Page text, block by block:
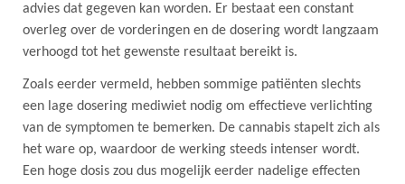
advies dat gegeven kan worden. Er bestaat een constant
overleg over de vorderingen en de dosering wordt langzaam
verhoogd tot het gewenste resultaat bereikt is.
Zoals eerder vermeld, hebben sommige patiënten slechts
een lage dosering mediwiet nodig om effectieve verlichting
van de symptomen te bemerken. De cannabis stapelt zich als
het ware op, waardoor de werking steeds intenser wordt.
Een hoge dosis zou dus mogelijk eerder nadelige effecten